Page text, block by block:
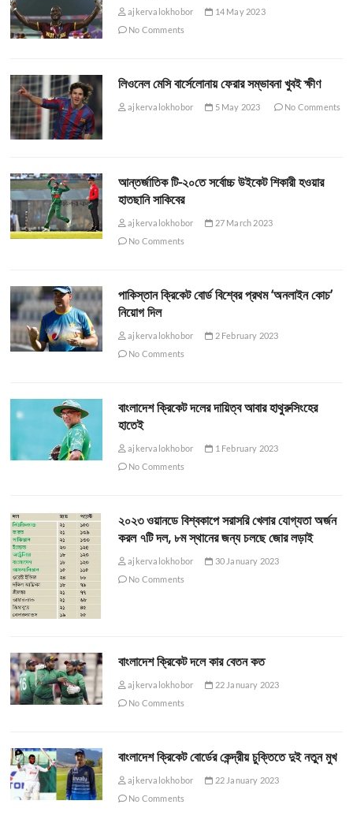
ajkervalokhobor
14 May 2023
No Comments
লিওনেল মেসি বার্সেলোনায় ফেরার সম্ভাবনা খুবই ক্ষীণ
ajkervalokhobor 5 May 2023 No Comments
আন্তর্জাতিক টি-২০তে সর্বোচ্চ উইকেট শিকারী হওয়ার
হাতছানি সাকিবের
ajkervalokhobor
27 March 2023
No Comments
পাকিস্তান ক্রিকেট বোর্ড বিশ্বের প্রথম ‘অনলাইন কোচ’
নিয়োগ দিল
ajkervalokhobor
2 February 2023
No Comments
বাংলাদেশ ক্রিকেট দলের দায়িত্ব আবার হাথুরুসিংহের
হাতেই
ajkervalokhobor
1 February 2023
No Comments
২০২৩ ওয়ানডে বিশ্বকাপে সরাসরি খেলার যোগ্যতা অর্জন
করল ৭টি দল, ৮ম স্থানের জন্য চলছে জোর লড়াই
ajkervalokhobor
30 January 2023
No Comments
বাংলাদেশ ক্রিকেট দলে কার বেতন কত
ajkervalokhobor
22 January 2023
No Comments
বাংলাদেশ ক্রিকেট বোর্ডের কেন্দ্রীয় চুক্তিতে দুই নতুন মুখ
ajkervalokhobor
22 January 2023
No Comments